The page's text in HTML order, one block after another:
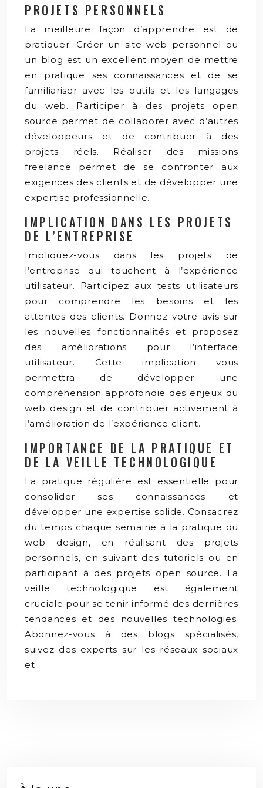
PROJETS PERSONNELS
La meilleure façon d’apprendre est de
pratiquer. Créer un site web personnel ou
un blog est un excellent moyen de mettre
en pratique ses connaissances et de se
familiariser avec les outils et les langages
du web. Participer à des projets open
source permet de collaborer avec d’autres
développeurs et de contribuer à des
projets réels. Réaliser des missions
freelance permet de se confronter aux
exigences des clients et de développer une
expertise professionnelle.
IMPLICATION DANS LES PROJETS
DE L’ENTREPRISE
Impliquez-vous dans les projets de
l’entreprise qui touchent à l’expérience
utilisateur. Participez aux tests utilisateurs
pour comprendre les besoins et les
attentes des clients. Donnez votre avis sur
les nouvelles fonctionnalités et proposez
des améliorations pour l’interface
utilisateur. Cette implication vous
permettra de développer une
compréhension approfondie des enjeux du
web design et de contribuer activement à
l’amélioration de l’expérience client.
IMPORTANCE DE LA PRATIQUE ET
DE LA VEILLE TECHNOLOGIQUE
La pratique régulière est essentielle pour
consolider ses connaissances et
développer une expertise solide. Consacrez
du temps chaque semaine à la pratique du
web design, en réalisant des projets
personnels, en suivant des tutoriels ou en
participant à des projets open source. La
veille technologique est également
cruciale pour se tenir informé des dernières
tendances et des nouvelles technologies.
Abonnez-vous à des blogs spécialisés,
suivez des experts sur les réseaux sociaux
et